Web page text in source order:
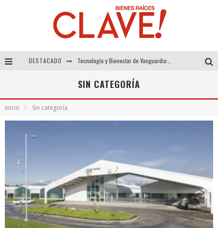
DESTACADO
Alexandra Bedoya – La Constancia detrás de La Paletería
SIN CATEGORÍA
Inicio Sin categoría